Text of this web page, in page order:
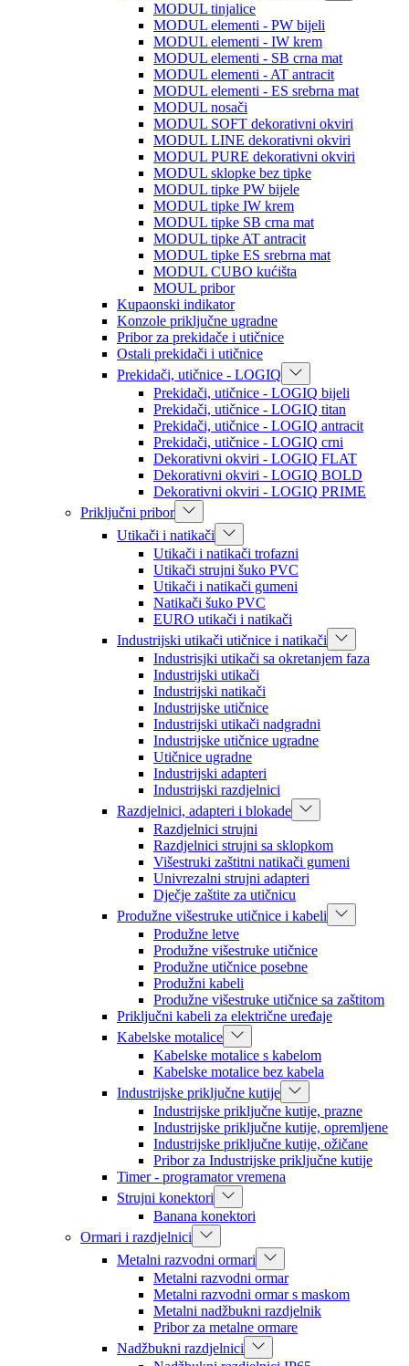
MODUL tinjalice
MODUL elementi - PW bijeli
MODUL elementi - IW krem
MODUL elementi - SB crna mat
MODUL elementi - AT antracit
MODUL elementi - ES srebrna mat
MODUL nosači
MODUL SOFT dekorativni okviri
MODUL LINE dekorativni okviri
MODUL PURE dekorativni okviri
MODUL sklopke bez tipke
MODUL tipke PW bijele
MODUL tipke IW krem
MODUL tipke SB crna mat
MODUL tipke AT antracit
MODUL tipke ES srebrna mat
MODUL CUBO kućišta
MOUL pribor
Kupaonski indikator
Konzole priključne ugradne
Pribor za prekidače i utičnice
Ostali prekidači i utičnice
Prekidači, utičnice - LOGIQ
Prekidači, utičnice - LOGIQ bijeli
Prekidači, utičnice - LOGIQ titan
Prekidači, utičnice - LOGIQ antracit
Prekidači, utičnice - LOGIQ crni
Dekorativni okviri - LOGIQ FLAT
Dekorativni okviri - LOGIQ BOLD
Dekorativni okviri - LOGIQ PRIME
Priključni pribor
Utikači i natikači
Utikači i natikači trofazni
Utikači strujni šuko PVC
Utikači i natikači gumeni
Natikači šuko PVC
EURO utikači i natikači
Industrijski utikači utičnice i natikači
Industrisjki utikači sa okretanjem faza
Industrijski utikači
Industrijski natikači
Industrijske utičnice
Industrijski utikači nadgradni
Industrijske utičnice ugradne
Utičnice ugradne
Industrijski adapteri
Industrijski razdjelnici
Razdjelnici, adapteri i blokade
Razdjelnici strujni
Razdjelnici strujni sa sklopkom
Višestruki zaštitni natikači gumeni
Univrezalni strujni adapteri
Dječje zaštite za utičnicu
Produžne višestruke utičnice i kabeli
Produžne letve
Produžne višestruke utičnice
Produžne utičnice posebne
Produžni kabeli
Produžne višestruke utičnice sa zaštitom
Priključni kabeli za električne uređaje
Kabelske motalice
Kabelske motalice s kabelom
Kabelske motalice bez kabela
Industrijske priključne kutije
Industrijske priključne kutije, prazne
Industrijske priključne kutije, opremljene
Industrijske priključne kutije, ožičane
Pribor za Industrijske priključne kutije
Timer - programator vremena
Strujni konektori
Banana konektori
Ormari i razdjelnici
Metalni razvodni ormari
Metalni razvodni ormar
Metalni razvodni ormar s maskom
Metalni nadžbukni razdjelnik
Pribor za metalne ormare
Nadžbukni razdjelnici